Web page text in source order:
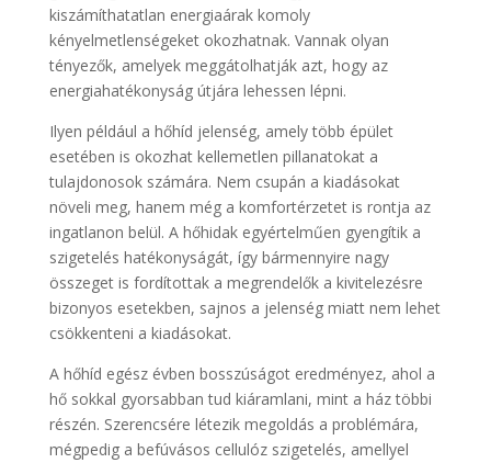
kiszámíthatatlan energiaárak komoly
kényelmetlenségeket okozhatnak. Vannak olyan
tényezők, amelyek meggátolhatják azt, hogy az
energiahatékonyság útjára lehessen lépni.
Ilyen például a hőhíd jelenség, amely több épület
esetében is okozhat kellemetlen pillanatokat a
tulajdonosok számára. Nem csupán a kiadásokat
növeli meg, hanem még a komfortérzetet is rontja az
ingatlanon belül. A hőhidak egyértelműen gyengítik a
szigetelés hatékonyságát, így bármennyire nagy
összeget is fordítottak a megrendelők a kivitelezésre
bizonyos esetekben, sajnos a jelenség miatt nem lehet
csökkenteni a kiadásokat.
A hőhíd egész évben bosszúságot eredményez, ahol a
hő sokkal gyorsabban tud kiáramlani, mint a ház többi
részén. Szerencsére létezik megoldás a problémára,
mégpedig a befúvásos cellulóz szigetelés, amellyel